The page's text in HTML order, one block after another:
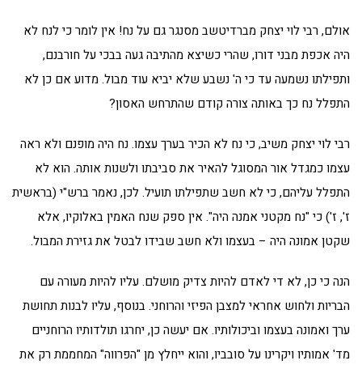
אולם, רבי לוי יצחק מברדיטשב מסנגר גם על נח! אין לומר כי לנח לא
היה אכפת מבני דורו, שהרי כשיצא מהתיבה געה בבכי על חורבנם,
ותפילתו נשמעה עד כי ה' נשבע שלא יביא עוד מבול. מדוע אם כן לא
התפלל נח כך באותה צורה קודם שהתרחש האסון?
רבי לוי יצחק משיב, כי נח לא הכיר בערך עצמו. נח היה מופנם ולא ראה
עצמו כמגדל אור המסוגל להאיר את סביבתו ולשנות אותה. הוא לא
התפלל עליהם, כי לא חשב שתפילתו תועיל. לכן, נאמר ברש"י (בראשית
ז', ז') כי "נח מקטני אמנה היה". אין ספק שנח האמין באלוקיו, אלא
שקטן אמונה היה – בעצמו ולא חשב שבידו לבטל את גזירת המבול.
הנה כי כן, לא די לאדם להיות צדיק מושלם. עליו להיות מעורה עם
הבריות ולחוש אחראי למצבן הפיזי והרוחני. בנוסף, עליו לבנות תחושת
ערך ואמונה בעצמו וביכולותיו. אם יעשה כן, יחרגו תולדותיו הרוחניים
מד' אמותיו ויקרינו על סובביו, והוא ייחלץ מן "הפרווה" המחממת רק את